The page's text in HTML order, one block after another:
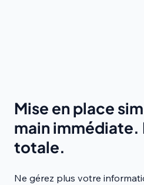
Mise en place
main
totale.
Ne gérez plus votre